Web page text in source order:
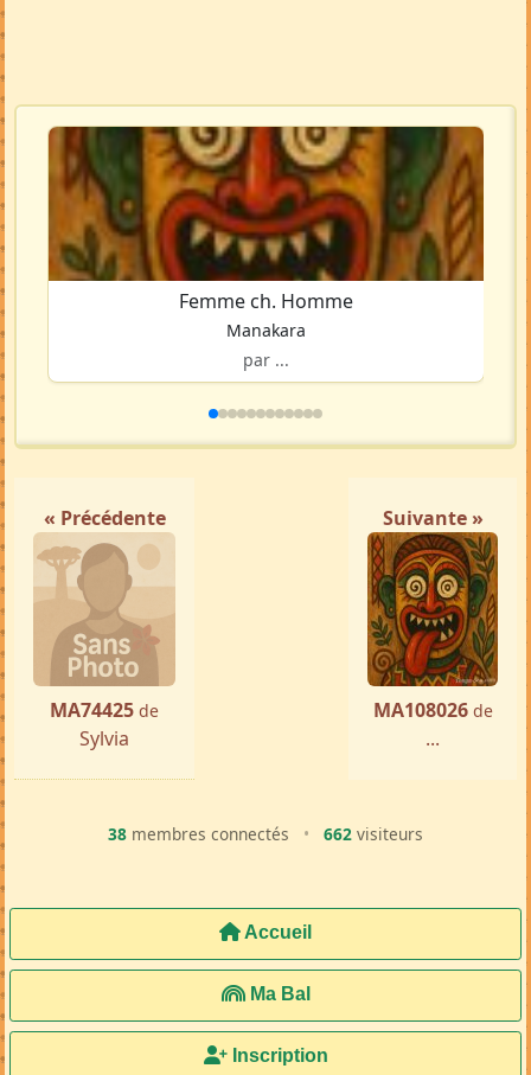
Femme ch. Homme
Manakara
par ...
« Précédente
MA74425 de
Sylvia
Suivante »
MA108026 de
...
38 membres connectés • 662 visiteurs
Accueil
Ma Bal
Inscription